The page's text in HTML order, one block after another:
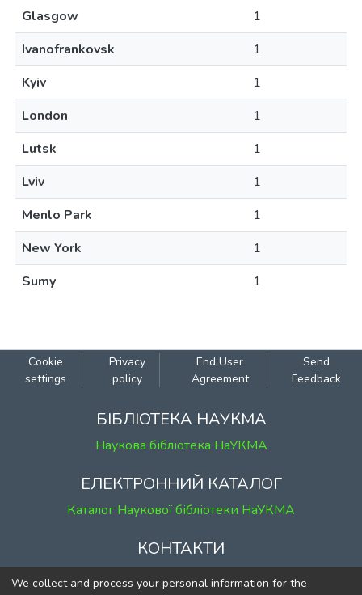
Glasgow
1
Ivanofrankovsk
1
Kyiv
1
London
1
Lutsk
1
Lviv
1
Menlo Park
1
New York
1
Sumy
1
Cookie
settings
Privacy
policy
End User
Agreement
Send
Feedback
БІБЛІОТЕКА НАУКМА
Наукова бібліотека НаУКМА
ЕЛЕКТРОННИЙ КАТАЛОГ
Каталог Наукової бібліотеки НаУКМА
КОНТАКТИ
м. Київ, вул. Григорія Сковороди, 2
We collect and process your personal information for the